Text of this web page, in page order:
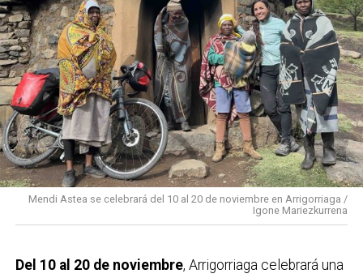
feministasverán un nuevo incremento
presupuestario, continuando la tendencia iniciada en
2019. En el ámbito económico, se destinan40.500
eurosa ayudas para formación e inserción laboral, y
se mantiene la campaña dearrigobonos para
reforzar el comercio local. Además, las cuentas
recogen partidas paraMedio Ambiente, Euskera,
Cultura y Deporte, con el propósito de fomentar el
bienestar social y el desarrollo integral del municipio
Mendi Astea se celebrará del 10 al 20 de noviembre en Arrigorriaga /
Igone Mariezkurrena
Del 10 al 20 de noviembre, Arrigorriaga celebrará una